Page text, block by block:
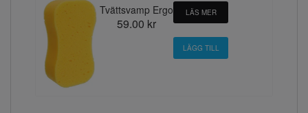
Tvättsvamp Ergo
59.00 kr
LÄS MER